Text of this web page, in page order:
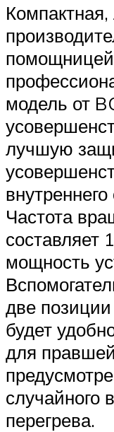
Компактная,
модель от
лучшую
Частота
составляет
мощность
две
будет
для
случайного
перегрева.